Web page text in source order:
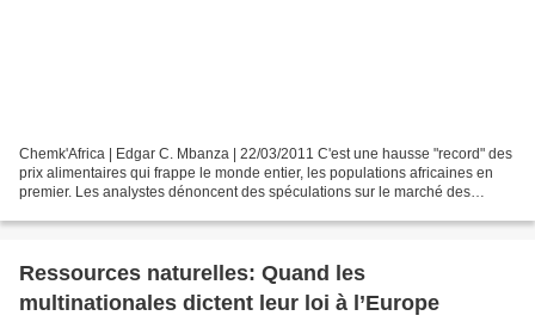
Chemk'Africa | Edgar C. Mbanza | 22/03/2011 C'est une hausse "record" des
prix alimentaires qui frappe le monde entier, les populations africaines en
premier. Les analystes dénoncent des spéculations sur le marché des
Ressources naturelles: Quand les
multinationales dictent leur loi à l’Europe